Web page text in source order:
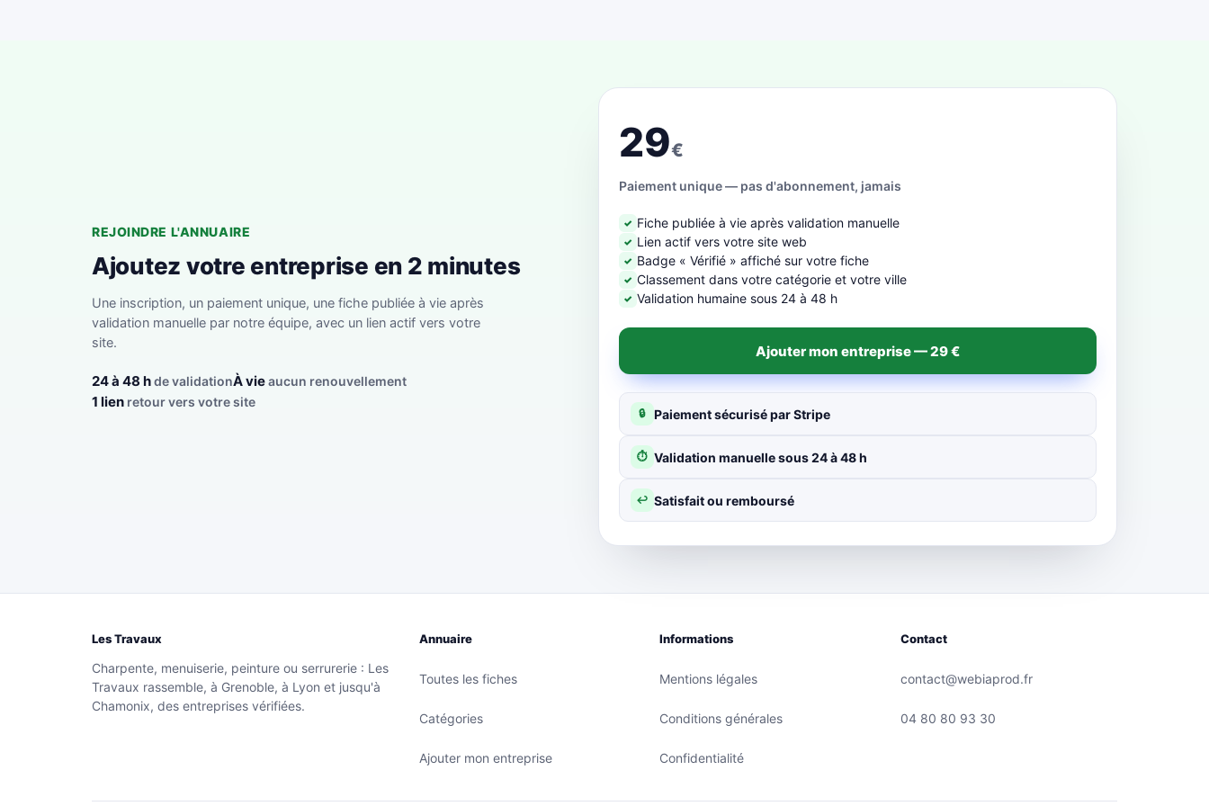
REJOINDRE L'ANNUAIRE
Ajoutez votre entreprise en 2 minutes
Une inscription, un paiement unique, une fiche publiée à vie après
validation manuelle par notre équipe, avec un lien actif vers votre
site.
24 à 48 hde validationÀ vieaucun renouvellement
1 lien retour vers votre site
29€
Paiement unique — pas d'abonnement, jamais
✓ Fiche publiée à vie après validation manuelle
✓ Lien actif vers votre site web
✓ Badge « Vérifié » affiché sur votre fiche
✓ Classement dans votre catégorie et votre ville
✓ Validation humaine sous 24 à 48 h
Ajouter mon entreprise — 29 €
🔒 Paiement sécurisé par Stripe
⏱ Validation manuelle sous 24 à 48 h
↩ Satisfait ou remboursé
Les Travaux
Charpente, menuiserie, peinture ou serrurerie : Les
Travaux rassemble, à Grenoble, à Lyon et jusqu'à
Chamonix, des entreprises vérifiées.
Annuaire
Toutes les fiches
Catégories
Ajouter mon entreprise
Informations
Mentions légales
Conditions générales
Confidentialité
Contact
contact@webiaprod.fr
04 80 80 93 30